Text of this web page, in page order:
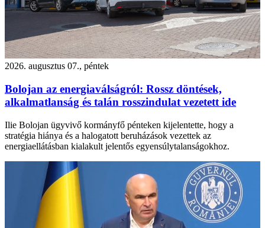
2026. augusztus 07., péntek
Bolojan az energiaválságról: Rossz döntések,
alkalmatlanság és talán rosszindulat vezetett ide
Ilie Bolojan ügyvivő kormányfő pénteken kijelentette, hogy a
stratégia hiánya és a halogatott beruházások vezettek az
energiaellátásban kialakult jelentős egyensúlytalanságokhoz.